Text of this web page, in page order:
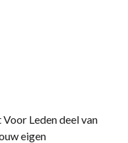
Leden deel van
eigen